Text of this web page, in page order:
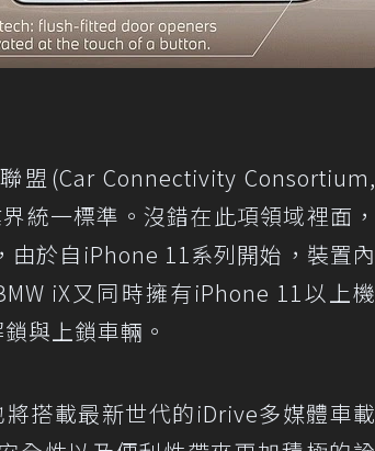
盟(Car Connectivity Consortium,
統一標準。沒錯在此項領域裡面，
於自iPhone 11系列開始，裝置內
iX又同時擁有iPhone 11以上機
與上鎖車輛。
搭載最新世代的iDrive多媒體車載